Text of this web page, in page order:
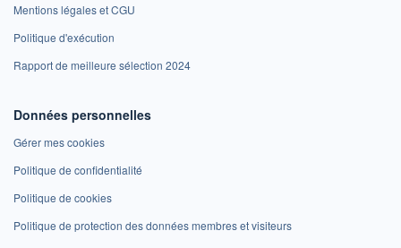
Mentions légales et CGU
Politique d'exécution
Rapport de meilleure sélection 2024
Données personnelles
Gérer mes cookies
Politique de confidentialité
Politique de cookies
Politique de protection des données membres et visiteurs